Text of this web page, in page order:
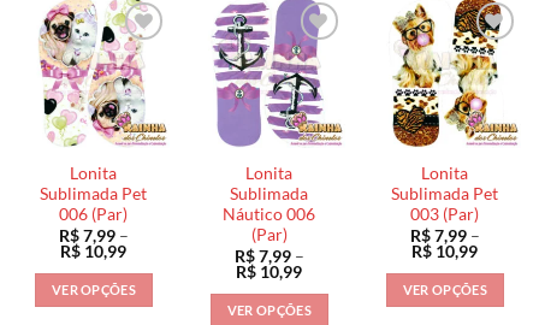
tem
várias
variantes.
As
opções
podem
ser
escolhidas
na
página
do
produto
tem
várias
variantes.
As
opções
podem
ser
escolhidas
na
página
do
produto
várias
variantes.
As
opções
podem
ser
escolhidas
na
página
do
produto
Lonita
Sublimada Pet
006 (Par)
R$7,99 –
R$ 10,99Faixa
preço:
R$ 7,99
através
VER OPÇÕES
Lonita
Sublimada
Náutico 006
(Par)
R$7,99 –
R$ 10,99Faixa
preço:
R$ 7,99
VER OPÇÕES
Lonita
Sublimada Pet
003 (Par)
R$7,99 –
R$ 10,99Faixa
preço:
R$ 7,99
através
VER OPÇÕES